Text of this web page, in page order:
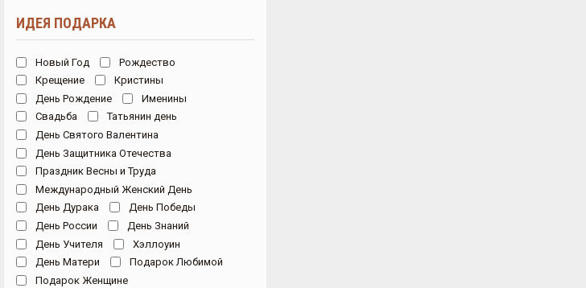
ИДЕЯ ПОДАРКА
Новый Год
Рождество
Крещение
Кристины
День Рождение
Именины
Свадьба
Татьянин день
День Святого Валентина
День Защитника Отечества
Праздник Весны и Труда
Международный Женский День
День Дурака
День Победы
День России
День Знаний
День Учителя
Хэллоуин
День Матери
Подарок Любимой
Подарок Женщине